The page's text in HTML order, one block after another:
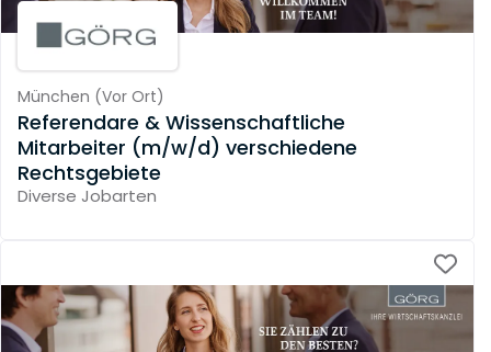
München (Vor Ort)
Referendare & Wissenschaftliche
Mitarbeiter (m/w/d) verschiedene
Rechtsgebiete
Diverse Jobarten